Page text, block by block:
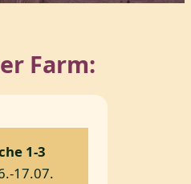
Farm:
1-3
17.07.